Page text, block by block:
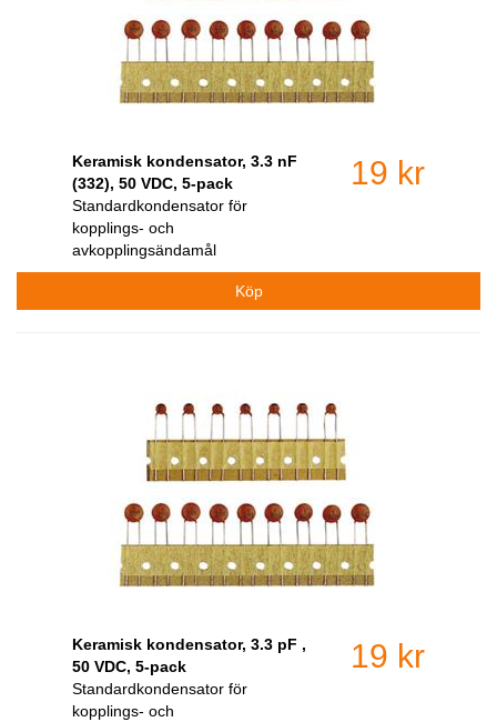
Keramisk kondensator, 3.3 nF
(332), 50 VDC, 5-pack
Standardkondensator för
kopplings- och
avkopplingsändamål
19 kr
Keramisk kondensator, 3.3 pF ,
50 VDC, 5-pack
Standardkondensator för
kopplings- och
19 kr